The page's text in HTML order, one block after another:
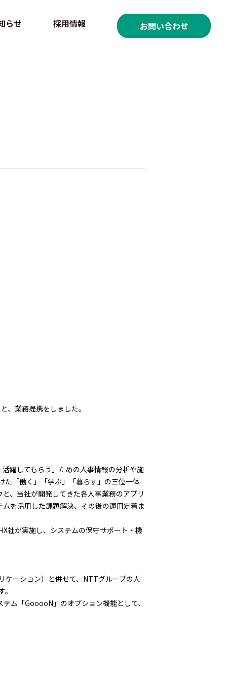
らせ 採用情報 お問い合わせ
、業務提携をしました。
躍してもらう」ための人事情報の分析や施
た「働く」「学ぶ」「暮らす」の三位一体
、当社が開発してきた各人事業務のアプリ
を活用した課題解決、その後の運用定着ま
社が実施し、システムの保守サポート・機
ケーション）と併せて、NTTグループの人
ム「GooooN」のオプション機能として、